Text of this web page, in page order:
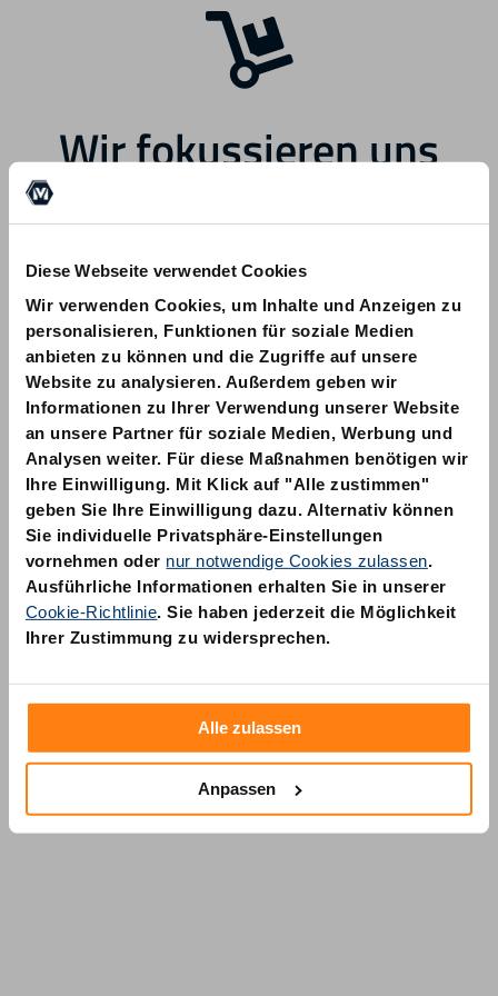
Diese Webseite verwendet Cookies
Wir verwenden Cookies, um Inhalte und Anzeigen zu
personalisieren, Funktionen für soziale Medien
anbieten zu können und die Zugriffe auf unsere
Website zu analysieren. Außerdem geben wir
Informationen zu Ihrer Verwendung unserer Website
an unsere Partner für soziale Medien, Werbung und
Analysen weiter. Für diese Maßnahmen benötigen wir
Ihre Einwilligung. Mit Klick auf "Alle zustimmen"
geben Sie Ihre Einwilligung dazu. Alternativ können
Sie individuelle Privatsphäre-Einstellungen
vornehmen oder nur notwendige Cookies zulassen.
Ausführliche Informationen erhalten Sie in unserer
Cookie-Richtlinie. Sie haben jederzeit die Möglichkeit
Ihrer Zustimmung zu widersprechen.
Alle zulassen
Anpassen
Wir fokussieren uns
zukünftig auf andere
Bereiche.
Bei Fragen zu Ihrer Bestellung wenden
Sie sich bitte an info@am-quality.com
AM Quality GmbH
Wolfsstraße 6-14